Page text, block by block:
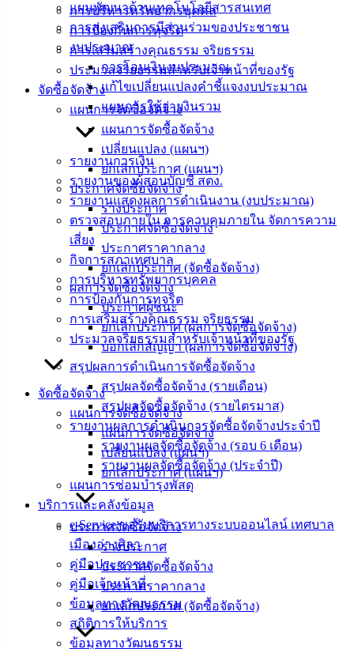
การบริหารทรัพยากรบุคคล
การป้องกันการทุจริต
การเสริมสร้างคุณธรรม จริยธรรม
ประมวลจริยธรรมสำหรับเจ้าหน้าที่ของรัฐ
จัดซื้อจัดจ้าง
แผนการจัดซื้อจัดจ้าง
แผนการจัดซื้อจัดจ้าง
เปลี่ยนแปลง (แผนฯ)
ยกเลิกประกาศ (แผนฯ)
ประกาศจัดซื้อจัดจ้าง
ร่างประกาศ
ประกาศจัดซื้อจัดจ้าง
ประกาศราคากลาง
ยกเลิกประกาศ (จัดซื้อจัดจ้าง)
ผลการจัดซื้อจัดจ้าง
ประกาศผู้ชนะ
ยกเลิกประกาศ (ผลการจัดซื้อจัดจ้าง)
บอกเลิกสัญญา (ผลการจัดซื้อจัดจ้าง)
สรุปผลการดำเนินการจัดซื้อจัดจ้าง
สรุปผลจัดซื้อจัดจ้าง (รายเดือน)
สรุปผลจัดซื้อจัดจ้าง (รายไตรมาส)
รายงานผลการดำเนินการจัดซื้อจัดจ้างประจำปี
รายงานผลจัดซื้อจัดจ้าง (รอบ 6 เดือน)
รายงานผลจัดซื้อจัดจ้าง (ประจำปี)
แผนการซ่อมบำรุงพัสดุ
บริการและคลังข้อมูล
e-Service ขอรับบริการทางระบบออนไลน์ เทศบาล
เมืองอ่างศิลา
คู่มือประชาชน
คู่มือเจ้าหน้าที่
ข้อมูลทางวัฒนธรรม
สถิติการให้บริการ
ข้อมูลทางวัฒนธรรม
แผนพัฒนาด้านเทคโนโลยีสารสนเทศ
การส่งเสริมการมีส่วนร่วมของประชาชน
งบประมาณ
การโอนเงินงบประมาณ
แก้ไขเปลี่ยนแปลงคำชี้แจงงบประมาณ
แผนการใช้จ่ายงินรวม
รายงานการเงิน
รายงานของผู้สอบบัญชี สตง.
รายงานแสดงผลการดำเนินงาน (งบประมาณ)
ตรวจสอบภายใน การควบคุมภายใน จัดการความ
เสี่ยง
กิจการสภาเทศบาล
การบริหารทรัพยากรบุคคล
การป้องกันการทุจริต
การเสริมสร้างคุณธรรม จริยธรรม
ประมวลจริยธรรมสำหรับเจ้าหน้าที่ของรัฐ
จัดซื้อจัดจ้าง
แผนการจัดซื้อจัดจ้าง
แผนการจัดซื้อจัดจ้าง
เปลี่ยนแปลง (แผนฯ)
ยกเลิกประกาศ (แผนฯ)
ประกาศจัดซื้อจัดจ้าง
ร่างประกาศ
ประกาศจัดซื้อจัดจ้าง
ประกาศราคากลาง
ยกเลิกประกาศ (จัดซื้อจัดจ้าง)
สายตรง
นายก
ประวัติ
เทศบาล
ผู้บริหาร
และ
หัวหน้า
ราชการ
สภา
เทศบาล
สงวนลิขสิทธิ์ © 2563 เทศบาลเมืองอ่างศิลา จังหวัดชลบุรี |
angsilacity.go.th | Powered byBuuscript